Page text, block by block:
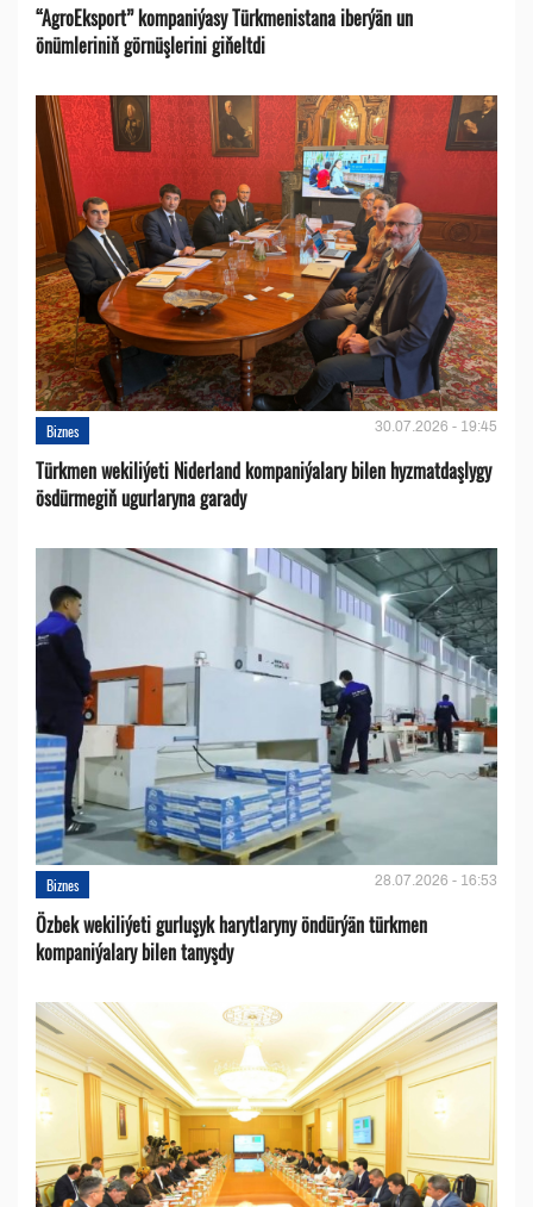
“AgroEksport” kompaniýasy Türkmenistana iberýän un
önümleriniň görnüşlerini giňeltdi
Biznes 30.07.2026 - 19:45
Türkmen wekiliýeti Niderland kompaniýalary bilen hyzmatdaşlygy
ösdürmegiň ugurlaryna garady
Biznes 28.07.2026 - 16:53
Özbek wekiliýeti gurluşyk harytlaryny öndürýän türkmen
kompaniýalary bilen tanyşdy